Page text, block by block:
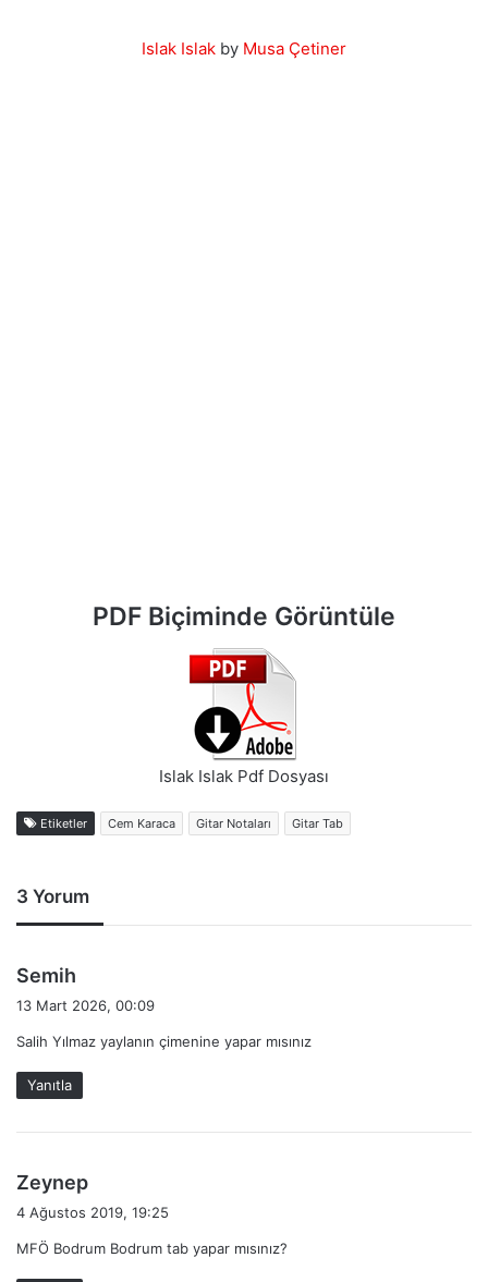
Islak Islak by Musa Çetiner
PDF Biçiminde Görüntüle
Islak Islak Pdf Dosyası
Etiketler Cem Karaca Gitar Notaları Gitar Tab
3 Yorum
Semih
i
k
i
13 Mart 2026, 00:09
Salih Yılmaz yaylanın çimenine yapar mısınız
Yanıtla
Zeynep
i
4 Ağustos 2019, 19:25
MFÖ Bodrum Bodrum tab yapar mısınız?